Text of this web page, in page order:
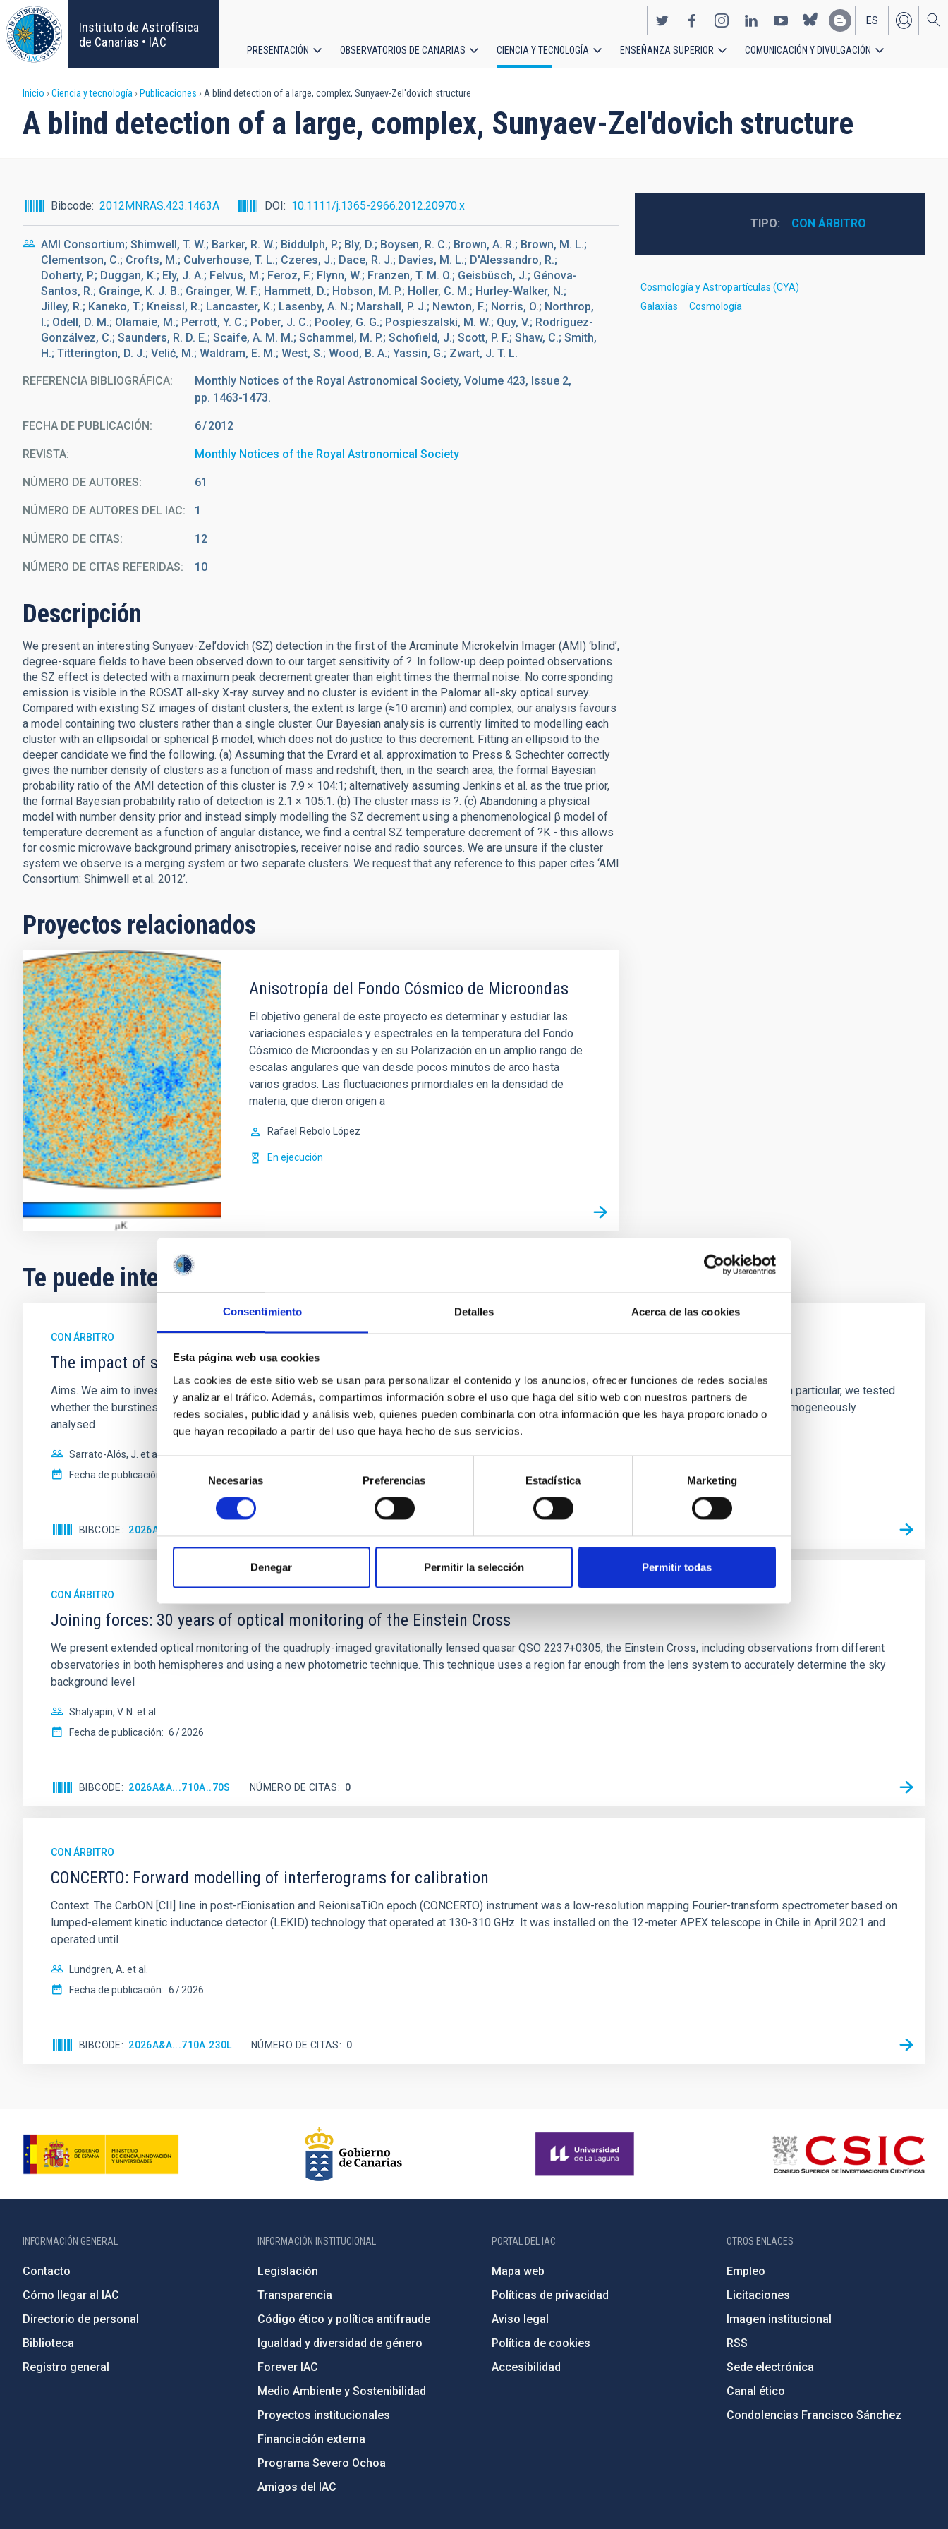
Consentimiento Detalles Acerca de las cookies
Esta página web usa cookies
Las cookies de este sitio web se usan para personalizar el contenido y los anuncios, ofrecer funciones de redes sociales
y analizar el tráfico. Además, compartimos información sobre el uso que haga del sitio web con nuestros partners de
redes sociales, publicidad y análisis web, quienes pueden combinarla con otra información que les haya proporcionado o
que hayan recopilado a partir del uso que haya hecho de sus servicios.
de
consentimiento
Necesarias Preferencias Estadística Marketing
Denegar Permitir la selección Permitir todas
Pasar
al
contenido
principal
Instituto de Astrofísica
de Canarias • IAC
EN
ES
principal
PRESENTACIÓN OBSERVATORIOS DE CANARIAS CIENCIA Y TECNOLOGÍA ENSEÑANZA SUPERIOR COMUNICACIÓN Y DIVULGACIÓN
Sobrescribir
enlaces
ayuda
a
navegación
Inicio Ciencia y tecnología Publicaciones A blind detection of a large, complex, Sunyaev-Zel'dovich structure
A blind detection of a large, complex, Sunyaev-Zel'dovich structure
Bibcode 2012MNRAS.423.1463A DOI 10.1111/j.1365-2966.2012.20970.x
AMI Consortium; Shimwell, T. W.; Barker, R. W.; Biddulph, P.; Bly, D.; Boysen, R. C.; Brown, A. R.; Brown, M. L.;
Clementson, C.; Crofts, M.; Culverhouse, T. L.; Czeres, J.; Dace, R. J.; Davies, M. L.; D'Alessandro, R.;
Doherty, P.; Duggan, K.; Ely, J. A.; Felvus, M.; Feroz, F.; Flynn, W.; Franzen, T. M. O.; Geisbüsch, J.; Génova-
Santos, R.; Grainge, K. J. B.; Grainger, W. F.; Hammett, D.; Hobson, M. P.; Holler, C. M.; Hurley-Walker, N.;
Jilley, R.; Kaneko, T.; Kneissl, R.; Lancaster, K.; Lasenby, A. N.; Marshall, P. J.; Newton, F.; Norris, O.; Northrop,
I.; Odell, D. M.; Olamaie, M.; Perrott, Y. C.; Pober, J. C.; Pooley, G. G.; Pospieszalski, M. W.; Quy, V.; Rodríguez-
Gonzálvez, C.; Saunders, R. D. E.; Scaife, A. M. M.; Schammel, M. P.; Schofield, J.; Scott, P. F.; Shaw, C.; Smith,
H.; Titterington, D. J.; Velić, M.; Waldram, E. M.; West, S.; Wood, B. A.; Yassin, G.; Zwart, J. T. L.
REFERENCIA BIBLIOGRÁFICA
Monthly Notices of the Royal Astronomical Society, Volume 423, Issue 2,
pp. 1463-1473.
FECHA DE PUBLICACIÓN: 6 2012
REVISTA Monthly Notices of the Royal Astronomical Society
NÚMERO DE AUTORES 61
NÚMERO DE AUTORES DEL IAC 1
NÚMERO DE CITAS 12
NÚMERO DE CITAS REFERIDAS 10
Descripción
We present an interesting Sunyaev-Zel’dovich (SZ) detection in the first of the Arcminute Microkelvin Imager (AMI) ‘blind’,
degree-square fields to have been observed down to our target sensitivity of ?. In follow-up deep pointed observations
the SZ effect is detected with a maximum peak decrement greater than eight times the thermal noise. No corresponding
emission is visible in the ROSAT all-sky X-ray survey and no cluster is evident in the Palomar all-sky optical survey.
Compared with existing SZ images of distant clusters, the extent is large (≈10 arcmin) and complex; our analysis favours
a model containing two clusters rather than a single cluster. Our Bayesian analysis is currently limited to modelling each
cluster with an ellipsoidal or spherical β model, which does not do justice to this decrement. Fitting an ellipsoid to the
deeper candidate we find the following. (a) Assuming that the Evrard et al. approximation to Press & Schechter correctly
gives the number density of clusters as a function of mass and redshift, then, in the search area, the formal Bayesian
probability ratio of the AMI detection of this cluster is 7.9 × 104:1; alternatively assuming Jenkins et al. as the true prior,
the formal Bayesian probability ratio of detection is 2.1 × 105:1. (b) The cluster mass is ?. (c) Abandoning a physical
model with number density prior and instead simply modelling the SZ decrement using a phenomenological β model of
temperature decrement as a function of angular distance, we find a central SZ temperature decrement of ?K - this allows
for cosmic microwave background primary anisotropies, receiver noise and radio sources. We are unsure if the cluster
system we observe is a merging system or two separate clusters. We request that any reference to this paper cites ‘AMI
Consortium: Shimwell et al. 2012’.
Proyectos relacionados
Anisotropía del Fondo Cósmico de Microondas
El objetivo general de este proyecto es determinar y estudiar las
variaciones espaciales y espectrales en la temperatura del Fondo
Cósmico de Microondas y en su Polarización en un amplio rango de
escalas angulares que van desde pocos minutos de arco hasta
varios grados. Las fluctuaciones primordiales en la densidad de
materia, que dieron origen a
Rafael Rebolo López
En ejecución
TIPO CON ÁRBITRO
Cosmología y Astropartículas (CYA)
Galaxias
Cosmología
Te puede interesar
CON ÁRBITRO
The impact of star formation histories on the inner dark matter density slopes of galaxies
Aims. We aim to investigate the connection between star formation histories (SFHs) and the inner dark matter density profiles of simulated galaxies. In particular, we tested
whether the burstiness and temporal distribution of star formation influence the formation of cored versus cuspy dark matter profiles. Methods. We homogeneously
analysed
Sarrato-Alós, J. et al.
Fecha de publicación:
BIBCODE 2026A&A...710A..95S
CON ÁRBITRO
Joining forces: 30 years of optical monitoring of the Einstein Cross
We present extended optical monitoring of the quadruply-imaged gravitationally lensed quasar QSO 2237+0305, the Einstein Cross, including observations from different
observatories in both hemispheres and using a new photometric technique. This technique uses a region far enough from the lens system to accurately determine the sky
background level
Shalyapin, V. N. et al.
Fecha de publicación: 6 2026
BIBCODE 2026A&A...710A..70S NÚMERO DE CITAS 0
CON ÁRBITRO
CONCERTO: Forward modelling of interferograms for calibration
Context. The CarbON [CII] line in post-rEionisation and ReionisaTiOn epoch (CONCERTO) instrument was a low-resolution mapping Fourier-transform spectrometer based on
lumped-element kinetic inductance detector (LEKID) technology that operated at 130-310 GHz. It was installed on the 12-meter APEX telescope in Chile in April 2021 and
operated until
Lundgren, A. et al.
Fecha de publicación: 6 2026
BIBCODE 2026A&A...710A.230L NÚMERO DE CITAS 0
INFORMACIÓN GENERAL
Contacto
Cómo llegar al IAC
Directorio de personal
Biblioteca
Registro general
INFORMACIÓN INSTITUCIONAL
Legislación
Transparencia
Código ético y política antifraude
Igualdad y diversidad de género
Forever IAC
Medio Ambiente y Sostenibilidad
Proyectos institucionales
Financiación externa
Programa Severo Ochoa
Amigos del IAC
PORTAL DEL IAC
Mapa web
Políticas de privacidad
Aviso legal
Política de cookies
Accesibilidad
OTROS ENLACES
Empleo
Licitaciones
Imagen institucional
RSS
Sede electrónica
Canal ético
Condolencias Francisco Sánchez